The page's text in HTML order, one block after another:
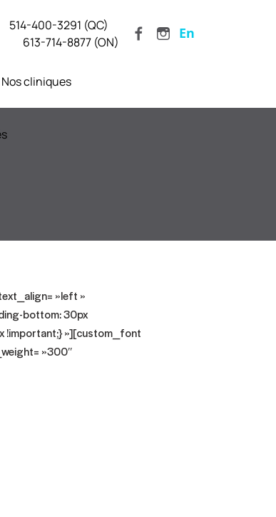
514-400-3291 (QC)
613-714-8877 (ON)
En
Nos cliniques
»left »
bottom: 30px
!important;} »][custom_font
»300″